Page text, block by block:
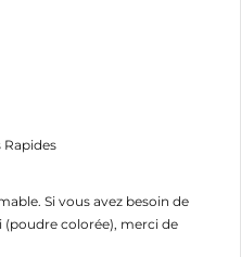
Rapides
Si vous avez besoin de
colorée), merci de